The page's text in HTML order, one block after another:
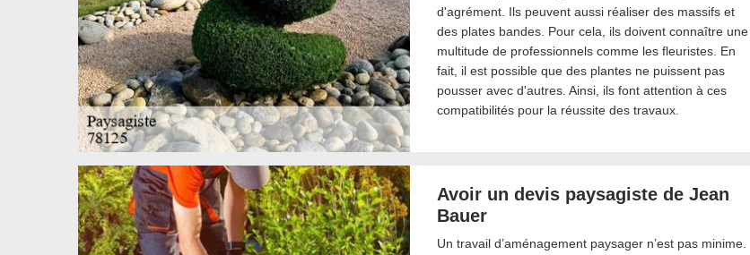
d'agrément. Ils peuvent aussi réaliser des massifs et
des plates bandes. Pour cela, ils doivent connaître une
multitude de professionnels comme les fleuristes. En
fait, il est possible que des plantes ne puissent pas
pousser avec d'autres. Ainsi, ils font attention à ces
compatibilités pour la réussite des travaux.
Avoir un devis paysagiste de Jean
Bauer
Un travail d’aménagement paysager n’est pas minime.